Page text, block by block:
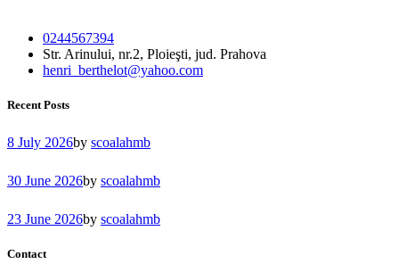
0244567394
Str. Arinului, nr.2, Ploieşti, jud. Prahova
henri_berthelot@yahoo.com
Recent Posts
8 July 2026by scoalahmb
30 June 2026by scoalahmb
23 June 2026by scoalahmb
Contact